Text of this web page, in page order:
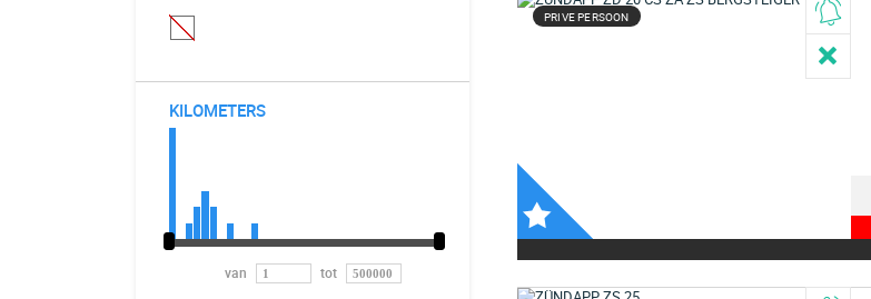
KILOMETERS
van tot
PRIVE PERSOON